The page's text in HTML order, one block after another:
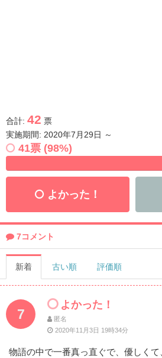
合計: 42 票
実施期間: 2020年7月29日 ～
41票 (98%)
よかった！
7コメント
新着 古い順 評価順
7
よかった！
匿名
2020年11月3日 19時34分
物語の中で一番真っ直ぐで、優しく